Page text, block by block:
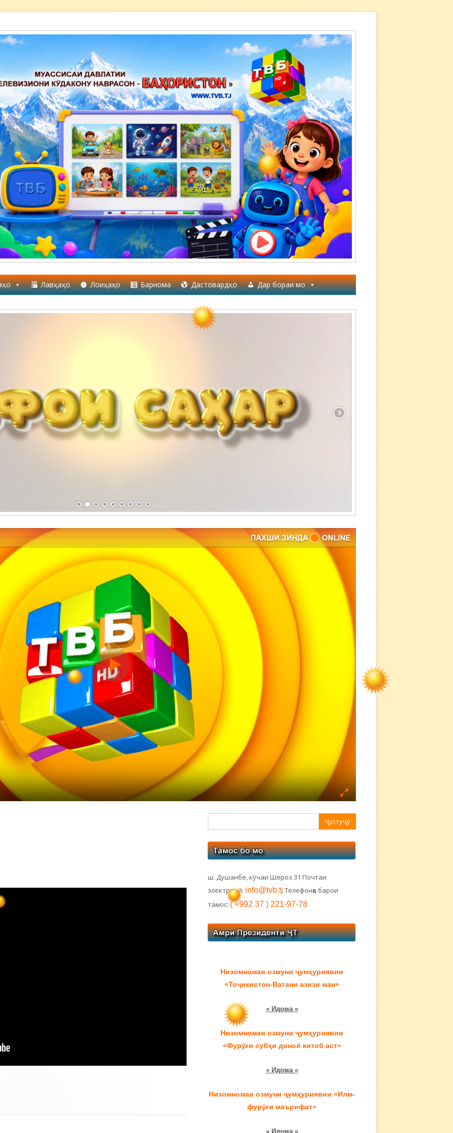
Лавҳаҳо Лоиҳаҳо Барнома Дастовардҳо Дар бораи мо
боковая
ш. Душанбе, кӯчаи Шероз 31 Почтаи
электронӣ: info@tvb.tj Телефонҳо барои
тамос:( +992 37 ) 221-97-78
Низомномаи озмуни ҷумҳуриявии
«Тоҷикистон-Ватани азизи ман»
» Идома «
Низомномаи озмуни ҷумҳуриявии
«Фурӯғи субҳи доноӣ китоб аст»
» Идома «
Низомномаи озмуни ҷумҳуриявии «Илм-
фурӯғи маърифат»
» Идома «